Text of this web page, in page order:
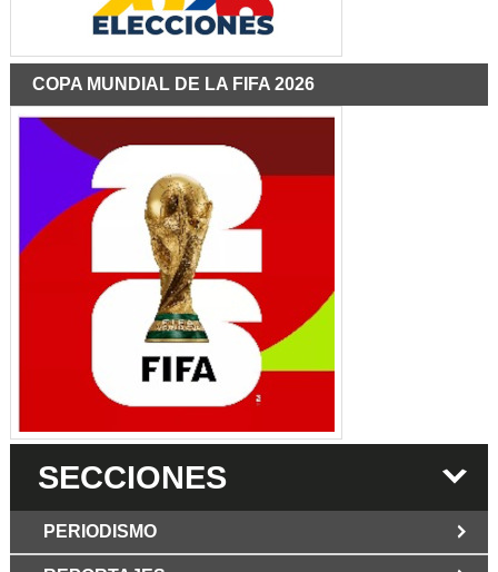
COPA MUNDIAL DE LA FIFA 2026
SECCIONES
PERIODISMO